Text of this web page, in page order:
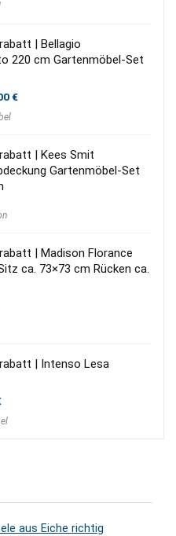
| Bellagio
220 cm Gartenmöbel-Set
€Aktueller
| Kees Smit
Gartenmöbel-Set
| Madison Florance
ca. 73×73 cm Rücken ca.
| Intenso Lesa
Aktueller
ist:
aus Eiche richtig